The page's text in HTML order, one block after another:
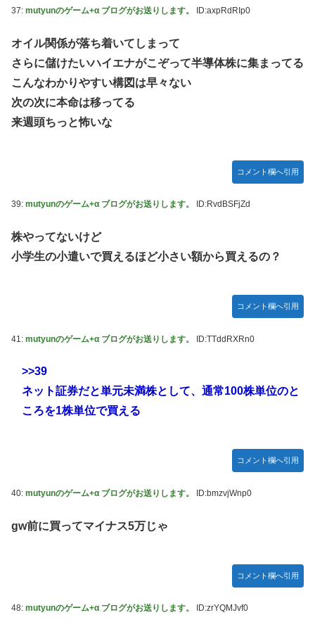
37: mutyunのゲーム+α ブログがお送りします。 ID:axpRdRIp0
オイル関係が落ち着いてしまって
さらに儲けたいハイエナがこぞって半導体株に集まってる
こんなわかりやすい構図は早々ない
次の次に本命は移ってる
来週頭ちっと怖いな
コメント欄へ引用
39: mutyunのゲーム+α ブログがお送りします。 ID:RvdBSFjZd
株やってないけど
小学生の小遣いで買えるほど小さい額から買えるの？
コメント欄へ引用
41: mutyunのゲーム+α ブログがお送りします。 ID:TTddRXRn0
>>39
ネット証券だと単元未満株として、通常100株単位のと
ころを1株単位で買える
コメント欄へ引用
40: mutyunのゲーム+α ブログがお送りします。 ID:bmzvjWnp0
gw前に買ってマイナス5万じゃ
コメント欄へ引用
48: mutyunのゲーム+α ブログがお送りします。 ID:zrYQMJvf0